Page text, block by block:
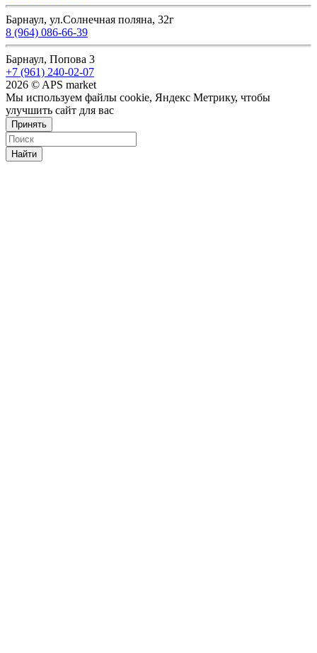
Барнаул, ул.Солнечная поляна, 32г
8 (964) 086-66-39
Барнаул, Попова 3
+7 (961) 240-02-07
2026 © APS market
Мы используем файлы cookie, Яндекс Метрику, чтобы
улучшить сайт для вас
Принять
Найти